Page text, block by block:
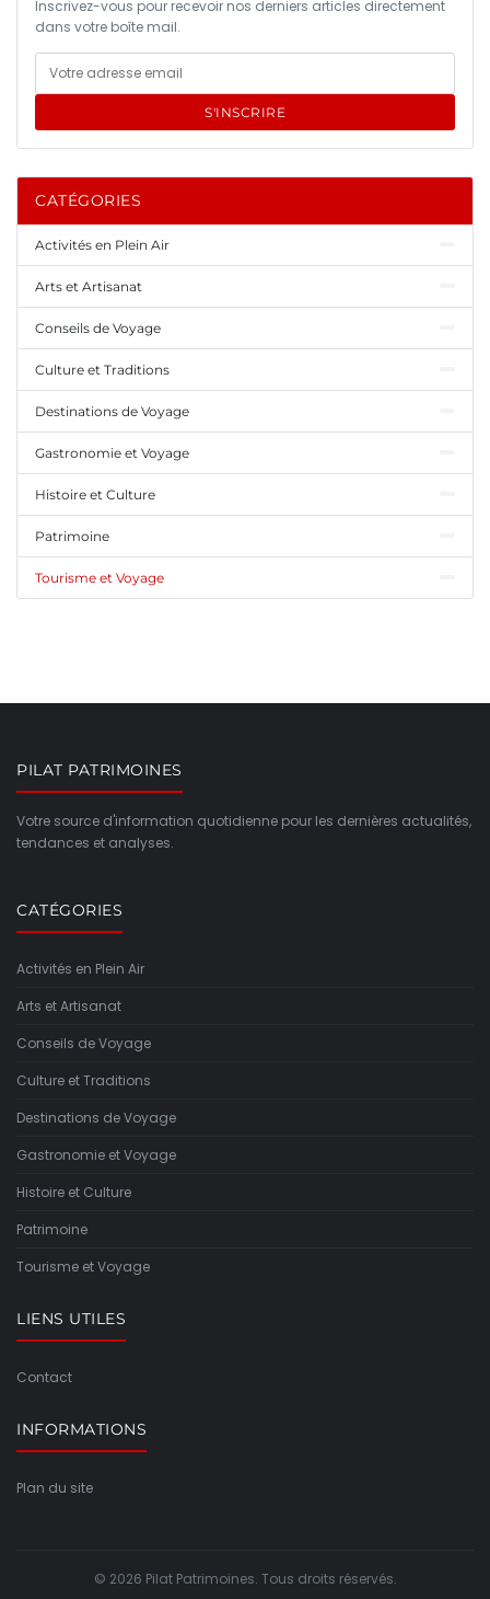
Inscrivez-vous pour recevoir nos derniers articles directement
dans votre boîte mail.
S'INSCRIRE
CATÉGORIES
Activités en Plein Air
Arts et Artisanat
Conseils de Voyage
Culture et Traditions
Destinations de Voyage
Gastronomie et Voyage
Histoire et Culture
Patrimoine
Tourisme et Voyage
PILAT PATRIMOINES
Votre source d'information quotidienne pour les dernières actualités,
tendances et analyses.
CATÉGORIES
Activités en Plein Air
Arts et Artisanat
Conseils de Voyage
Culture et Traditions
Destinations de Voyage
Gastronomie et Voyage
Histoire et Culture
Patrimoine
Tourisme et Voyage
LIENS UTILES
Contact
INFORMATIONS
Plan du site
© 2026 Pilat Patrimoines. Tous droits réservés.